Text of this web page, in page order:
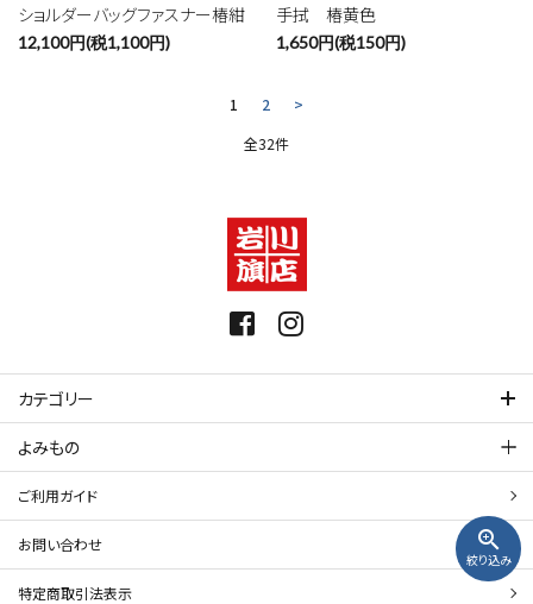
ショルダーバッグファスナー椿紺
12,100円(税1,100円)
手拭 椿黄色
1,650円(税150円)
1 2
>
全32件
zoom_in
絞り込み
カテゴリー
よみもの
ご利用ガイド
お問い合わせ
特定商取引法表示